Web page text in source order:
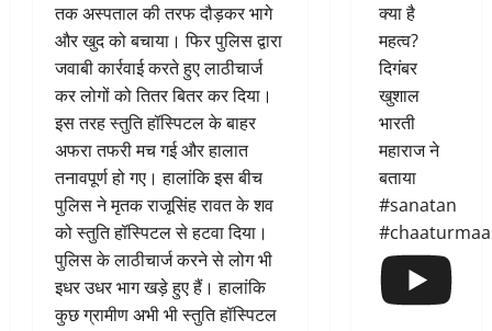
तक अस्पताल की तरफ दौड़कर भागे
और खुद को बचाया। फिर पुलिस द्वारा
जवाबी कार्रवाई करते हुए लाठीचार्ज
कर लोगों को तितर बितर कर दिया।
इस तरह स्तुति हॉस्पिटल के बाहर
अफरा तफरी मच गई और हालात
तनावपूर्ण हो गए। हालांकि इस बीच
पुलिस ने मृतक राजूसिंह रावत के शव
को स्तुति हॉस्पिटल से हटवा दिया।
पुलिस के लाठीचार्ज करने से लोग भी
इधर उधर भाग खड़े हुए हैं। हालांकि
कुछ ग्रामीण अभी भी स्तुति हॉस्पिटल
क्या है
महत्व?
दिगंबर
खुशाल
भारती
महाराज ने
बताया
#sanatan